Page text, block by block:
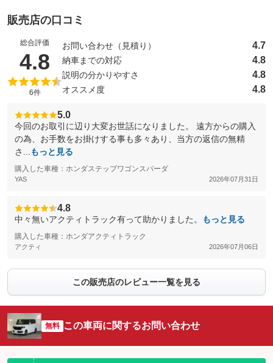
販売店の口コミ
総合評価
4.8 （5点満点中）
6件
お問い合わせ（見積り） 4.7
納車までの対応 4.8
説明の分かりやすさ 4.8
オススメ度 4.8
5.0
今回のお取引に辺り大変お世話になりました。 遠方からの購入
の為、お手数をお掛けする事も多々あり、当方の返信の無精
さ...
もっと見る
購入した車種：ホンダステップワゴンスパーダ
YAS 2026年07月31日
4.8
中々無いアクティトラック有って助かりました。 もっと見る
購入した車種：ホンダアクティトラック
アクティ 2026年07月06日
この販売店のレビュー一覧を見る
無料 この車両に関するお問い合わせ